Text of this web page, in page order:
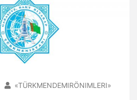
«TÜRKMENDEMIRÖNIMLERI»